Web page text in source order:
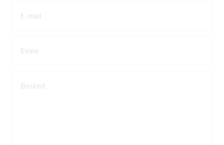
E-mail
Emne
Besked